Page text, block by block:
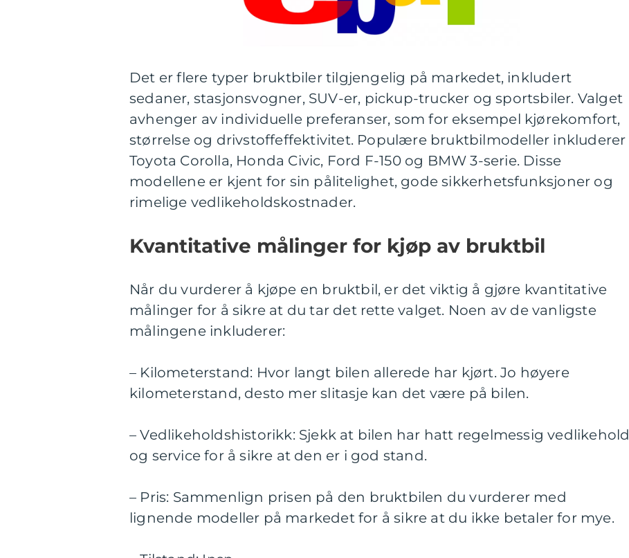
Det er flere typer bruktbiler tilgjengelig på markedet, inkludert
sedaner, stasjonsvogner, SUV-er, pickup-trucker og sportsbiler. Valget
avhenger av individuelle preferanser, som for eksempel kjørekomfort,
størrelse og drivstoffeffektivitet. Populære bruktbilmodeller inkluderer
Toyota Corolla, Honda Civic, Ford F-150 og BMW 3-serie. Disse
modellene er kjent for sin pålitelighet, gode sikkerhetsfunksjoner og
rimelige vedlikeholdskostnader.
Kvantitative målinger for kjøp av bruktbil
Når du vurderer å kjøpe en bruktbil, er det viktig å gjøre kvantitative
målinger for å sikre at du tar det rette valget. Noen av de vanligste
målingene inkluderer:
– Kilometerstand: Hvor langt bilen allerede har kjørt. Jo høyere
kilometerstand, desto mer slitasje kan det være på bilen.
– Vedlikeholdshistorikk: Sjekk at bilen har hatt regelmessig vedlikehold
og service for å sikre at den er i god stand.
– Pris: Sammenlign prisen på den bruktbilen du vurderer med
lignende modeller på markedet for å sikre at du ikke betaler for mye.